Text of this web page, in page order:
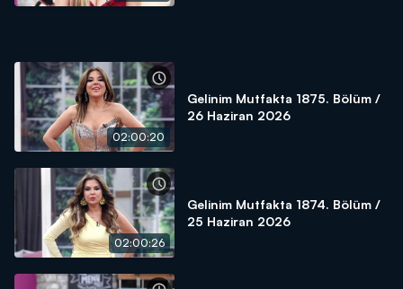
02:00:20
Gelinim Mutfakta 1875. Bölüm /
26 Haziran 2026
02:00:26
Gelinim Mutfakta 1874. Bölüm /
25 Haziran 2026